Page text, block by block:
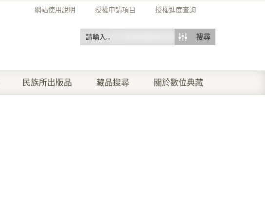
網站使用說明 授權申請項目 授權進度查詢
搜尋
民族所出版品 藏品搜尋 關於數位典藏